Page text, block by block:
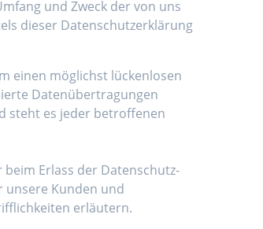
und Zweck der von uns
dieser Datenschutzerklärung
einen möglichst lückenlosen
Datenübertragungen
steht es jeder betroffenen
Erlass der Datenschutz-
unsere Kunden und
erläutern.